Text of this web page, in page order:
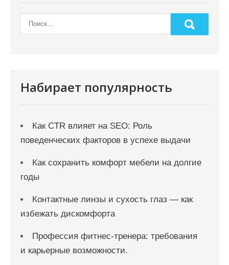
Набирает популярность
Как CTR влияет на SEO: Роль
поведенческих факторов в успехе выдачи
Как сохранить комфорт мебели на долгие
годы
Контактные линзы и сухость глаз — как
избежать дискомфорта
Профессия фитнес-тренера: требования
и карьерные возможности.